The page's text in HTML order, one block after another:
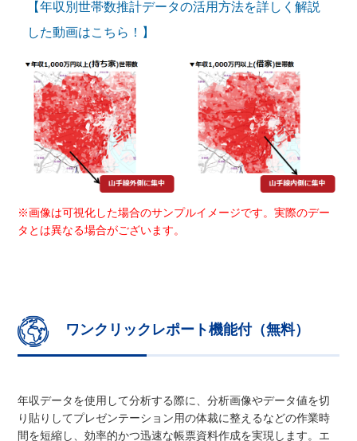
【年収別世帯数推計データの活用方法を詳しく解説
した動画はこちら！】
※画像は可視化した場合のサンプルイメージです。実際のデー
タとは異なる場合がございます。
ワンクリックレポート機能付（無料）
年収データを使用して分析する際に、分析画像やデータ値を切
り貼りしてプレゼンテーション用の体裁に整えるなどの作業時
間を短縮し、効率的かつ迅速な帳票資料作成を実現します。エ